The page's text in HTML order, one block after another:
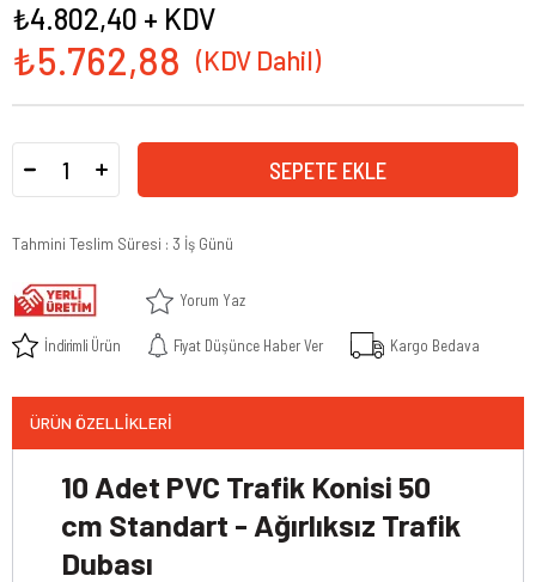
₺5.762,88
₺4.802,40 + KDV
Tahmini Teslim Süresi : 3 İş Günü
Yorum Yaz
İndirimli Ürün Fiyat Düşünce Haber Ver Kargo Bedava
ÜRÜN ÖZELLIKLERI
10 Adet PVC Trafik Konisi 50
cm Standart - Ağırlıksız Trafik
Dubası